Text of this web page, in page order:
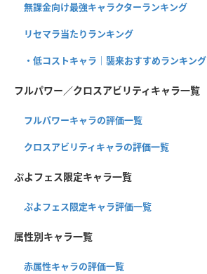
無課金向け最強キャラクターランキング
リセマラ当たりランキング
・低コストキャラ｜襲来おすすめランキング
フルパワー／クロスアビリティキャラ一覧
フルパワーキャラの評価一覧
クロスアビリティキャラの評価一覧
ぷよフェス限定キャラ一覧
ぷよフェス限定キャラ評価一覧
属性別キャラ一覧
赤属性キャラの評価一覧